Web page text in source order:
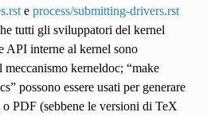
e process/submitting-drivers.rst
tutti gli sviluppatori del kernel
API interne al kernel sono
kerneldoc; “make
possono essere usati per generare
PDF (sebbene le versioni di TeX